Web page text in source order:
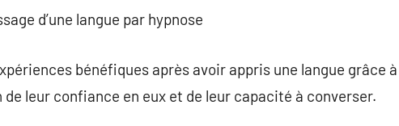
d’une langue par hypnose
bénéfiques après avoir appris une langue grâce à
leur confiance en eux et de leur capacité à converser.